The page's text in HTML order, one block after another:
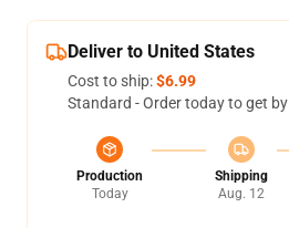
Deliver to United States
Cost to ship:$6.99
Standard - Order today to get by
Production
Today
Shipping
Aug. 12